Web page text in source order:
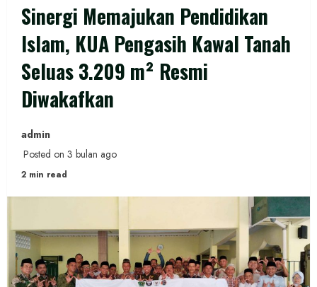
Sinergi Memajukan Pendidikan
Islam, KUA Pengasih Kawal Tanah
Seluas 3.209 m² Resmi
Diwakafkan
admin
Posted on 3 bulan ago
2 min read